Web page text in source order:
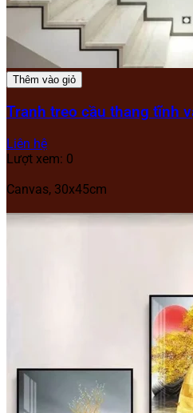
Thêm vào giỏ
Tranh treo cầu thang tĩnh
Liên hệ
Lượt xem: 0
Canvas, 30x45cm